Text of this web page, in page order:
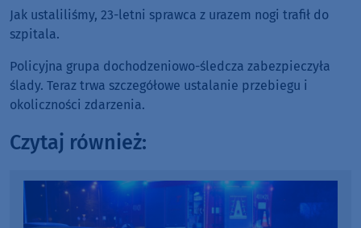
Jak ustaliliśmy, 23-letni sprawca z urazem nogi trafił do
szpitala.
Policyjna grupa dochodzeniowo-śledcza zabezpieczyła
ślady. Teraz trwa szczegółowe ustalanie przebiegu i
okoliczności zdarzenia.
Czytaj również: